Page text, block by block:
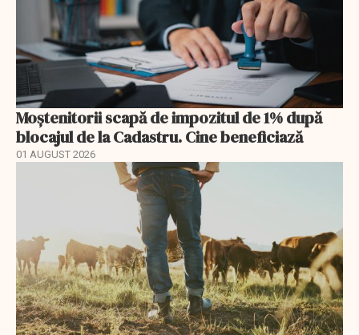
Moștenitorii scapă de impozitul de 1% după
blocajul de la Cadastru. Cine beneficiază
01 AUGUST 2026